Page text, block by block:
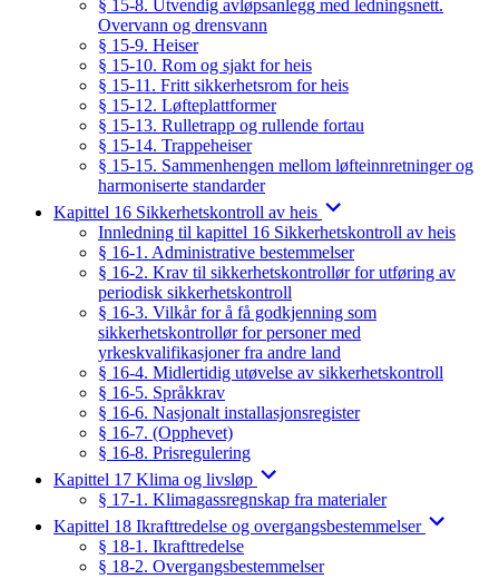
§ 15-8. Utvendig avløpsanlegg med ledningsnett.
Overvann og drensvann
§ 15-9. Heiser
§ 15-10. Rom og sjakt for heis
§ 15-11. Fritt sikkerhetsrom for heis
§ 15-12. Løfteplattformer
§ 15-13. Rulletrapp og rullende fortau
§ 15-14. Trappeheiser
§ 15-15. Sammenhengen mellom løfteinnretninger og
harmoniserte standarder
Kapittel 16 Sikkerhetskontroll av heis
Innledning til kapittel 16 Sikkerhetskontroll av heis
§ 16-1. Administrative bestemmelser
§ 16-2. Krav til sikkerhetskontrollør for utføring av
periodisk sikkerhetskontroll
§ 16-3. Vilkår for å få godkjenning som
sikkerhetskontrollør for personer med
yrkeskvalifikasjoner fra andre land
§ 16-4. Midlertidig utøvelse av sikkerhetskontroll
§ 16-5. Språkkrav
§ 16-6. Nasjonalt installasjonsregister
§ 16-7. (Opphevet)
§ 16-8. Prisregulering
Kapittel 17 Klima og livsløp
§ 17-1. Klimagassregnskap fra materialer
Kapittel 18 Ikrafttredelse og overgangsbestemmelser
§ 18-1. Ikrafttredelse
§ 18-2. Overgangsbestemmelser